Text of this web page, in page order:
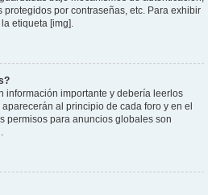
protegidos por contraseñas, etc. Para exhibir
etiqueta [img].
información importante y debería leerlos
al principio de cada foro y en el
permisos para anuncios globales son